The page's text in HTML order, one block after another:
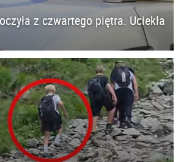
z czwartego piętra. Uciekła